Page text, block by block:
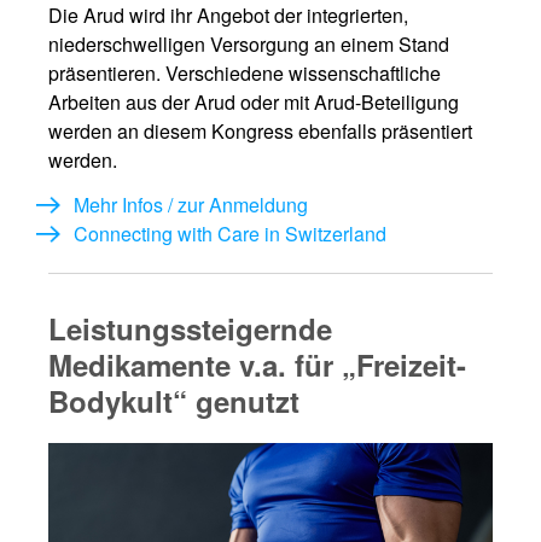
Die Arud wird ihr Angebot der integrierten,
niederschwelligen Versorgung an einem Stand
präsentieren. Verschiedene wissenschaftliche
Arbeiten aus der Arud oder mit Arud-Beteiligung
werden an diesem Kongress ebenfalls präsentiert
werden.
Mehr Infos / zur Anmeldung
Connecting with Care in Switzerland
Leistungssteigernde
Medikamente v.a. für „Freizeit-
Bodykult“ genutzt